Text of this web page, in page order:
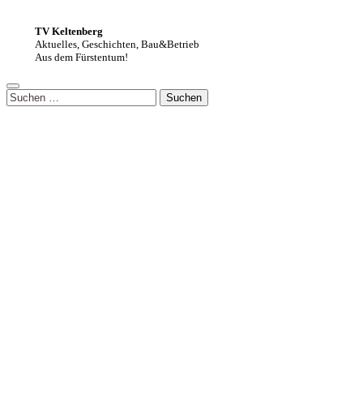
TV Keltenberg
Aktuelles, Geschichten, Bau&Betrieb
Aus dem Fürstentum!
Suchen
nach: